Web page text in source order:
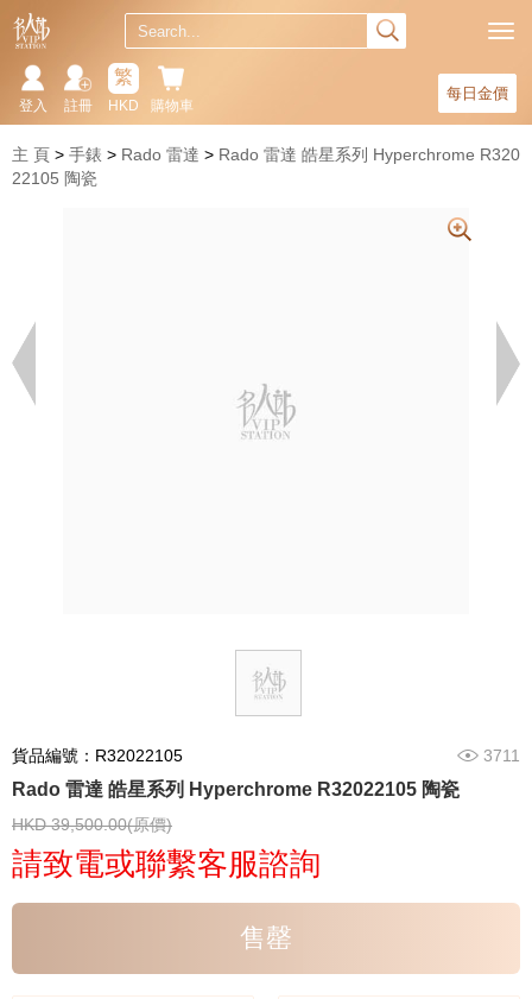
每日金價
購物車
繁
HKD
註冊
登入
主 頁 手錶 Rado 雷達
Rado 雷達 皓星系列 Hyperchrome R320
22105 陶瓷
貨品編號：R32022105 3711
Rado 雷達 皓星系列 Hyperchrome R32022105 陶瓷
HKD 39,500.00(原價)
請致電或聯繫客服諮詢
售罄